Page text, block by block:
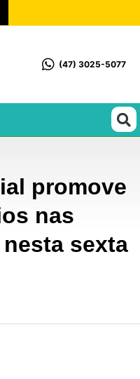
(47) 3025-5077
promove
nas
sexta